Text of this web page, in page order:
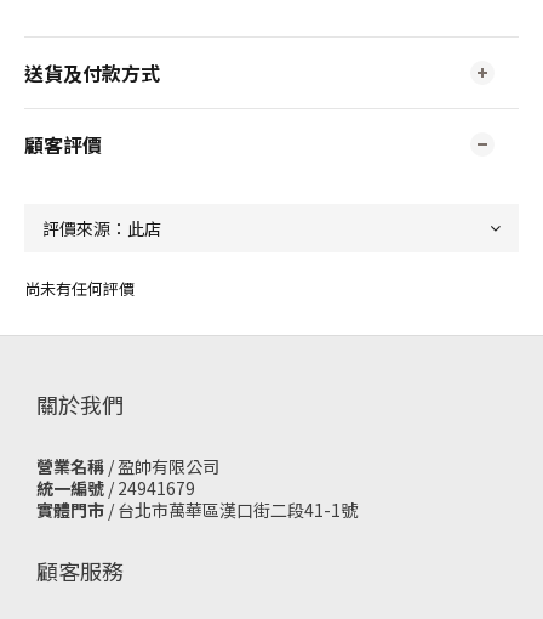
送貨及付款方式
顧客評價
尚未有任何評價
關於我們
營業名稱 / 盈帥有限公司
統一編號 / 24941679
實體門市 / 台北市萬華區漢口街二段41-1號
顧客服務